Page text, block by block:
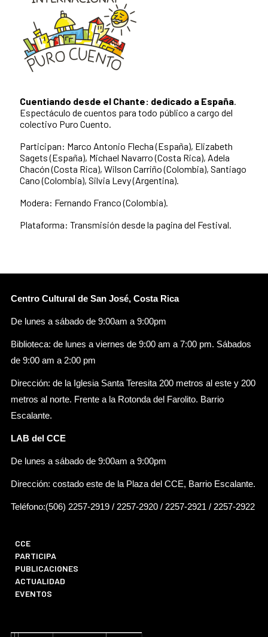
Cuentiando desde el Chante: dedicado a España
Espectáculo de cuentos para todo público a cargo del
colectivo Puro Cuento.
Participan: Marco Antonio Flecha (España), Elizabeth
Sagets (España), Michael Navarro (Costa Rica), Adela
Chacón (Costa Rica), Wilson Carriño (Colombia), Santiago
Cano (Colombia), Silvia Levy (Argentina).
Modera: Fernando Franco (Colombia).
Plataforma: Transmisión desde la pagina del Festival.
Centro Cultural de San José, Costa Rica
De lunes a sábado de 9:00am a 9:00pm
Biblioteca: de lunes a viernes de 9:00 am a 7:00 pm. Sábados
de 9:00 am a 2:00 pm
Dirección: de la Iglesia Santa Teresita 200 metros al este y 200
metros al norte. Frente a la Rotonda del Farolito. Barrio
Escalante.
LAB del CCE
De lunes a sábado de 9:00am a 9:00pm
Dirección: costado este de la Plaza del CCE, Barrio Escalante.
Teléfono:(506) 2257-2919 / 2257-2920 / 2257-2921 / 2257-2922
CCE
PARTICIPA
PUBLICACIONES
ACTUALIDAD
EVENTOS